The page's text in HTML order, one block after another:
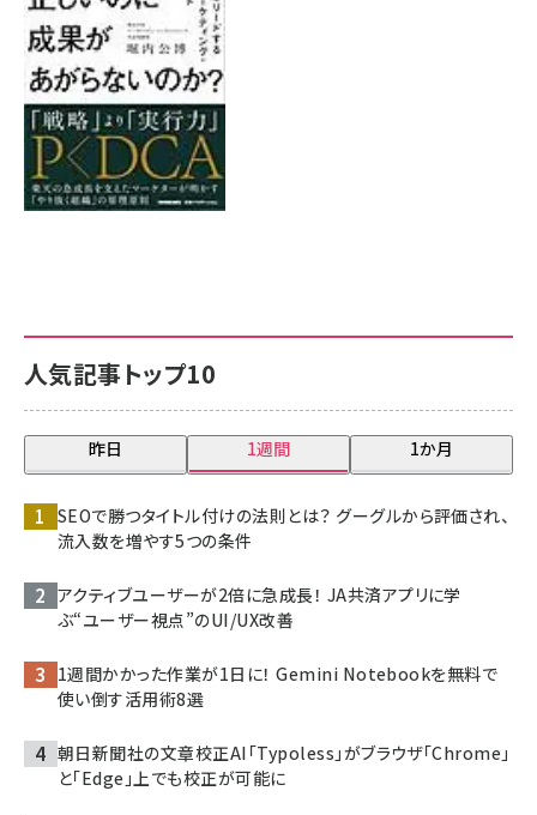
人気記事トップ10
昨日 1週間 1か月
SEOで勝つタイトル付けの法則とは？ グーグルから評価され、
流入数を増やす5つの条件
アクティブユーザーが2倍に急成長！ JA共済アプリに学
ぶ“ユーザー視点”のUI/UX改善
1週間かかった作業が1日に！ Gemini Notebookを無料で
使い倒す活用術8選
朝日新聞社の文章校正AI「Typoless」がブラウザ「Chrome」
と「Edge」上でも校正が可能に
8月7日 10:00